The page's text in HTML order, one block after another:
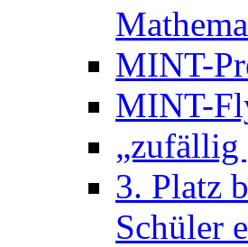
MINT-
MINT-
„zufällig
3. Platz
Schüler